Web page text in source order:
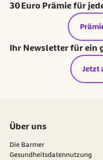
30 Euro Prämie für
Ihr Newsletter für ein
Jetzt
Über uns
Die Barmer
Gesundheitsdatennutzung